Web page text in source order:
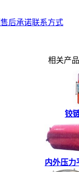
售后承诺联系方式
相关产品
铰
内外压力